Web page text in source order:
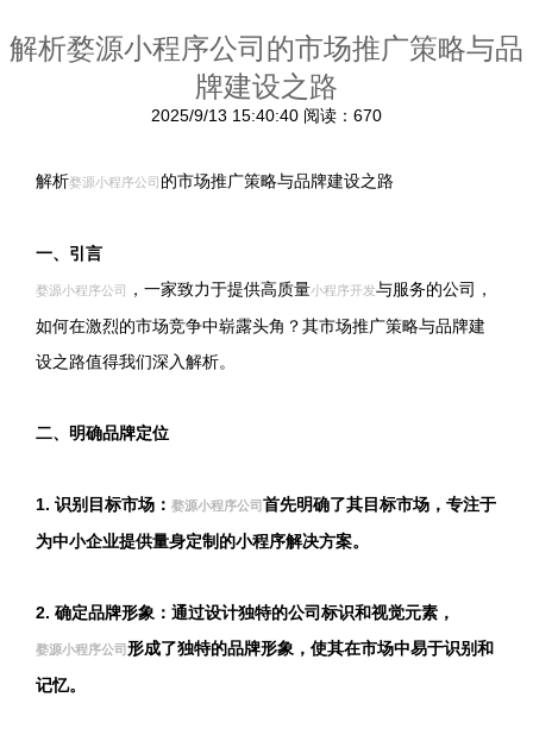
解析婺源小程序公司的市场推广策略与品
牌建设之路
2025/9/13 15:40:40 阅读：670
解析婺源小程序公司 的市场推广策略与品牌建设之路
一、引言
婺源小程序公司 ，一家致力于提供高质量小程序开发与服务的公司，
如何在激烈的市场竞争中崭露头角？其市场推广策略与品牌建
设之路值得我们深入解析。
二、明确品牌定位
1. 识别目标市场： 婺源小程序公司 首先明确了其目标市场，专注于
为中小企业提供量身定制的小程序解决方案。
2. 确定品牌形象：通过设计独特的公司标识和视觉元素，
婺源小程序公司 形成了独特的品牌形象，使其在市场中易于识别和
记忆。